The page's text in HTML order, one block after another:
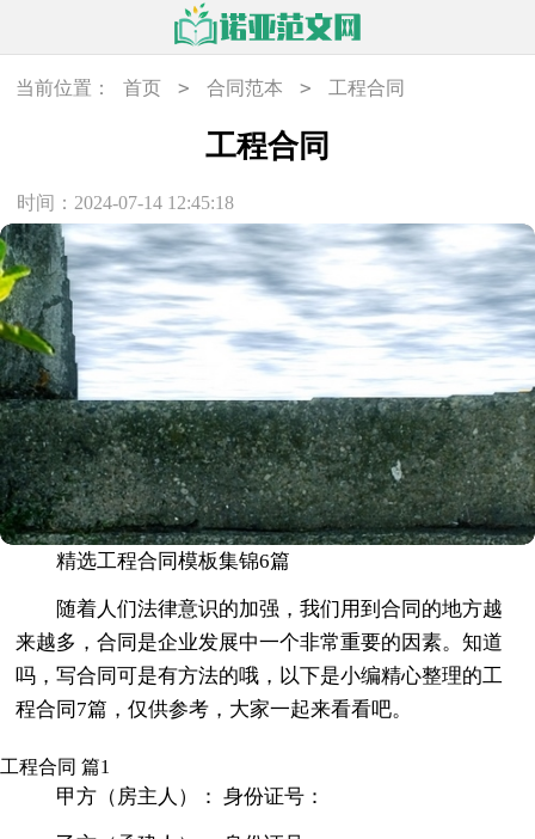
当前位置： 首页 > 合同范本 > 工程合同
工程合同
时间：2024-07-14 12:45:18
精选工程合同模板集锦6篇
随着人们法律意识的加强，我们用到合同的地方越
来越多，合同是企业发展中一个非常重要的因素。知道
吗，写合同可是有方法的哦，以下是小编精心整理的工
程合同7篇，仅供参考，大家一起来看看吧。
工程合同 篇1
甲方（房主人）： 身份证号：